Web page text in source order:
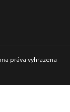
práva vyhrazena